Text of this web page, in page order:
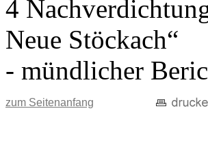
4
Neue Stöckach“
- mündlicher
zum Seitenanfang